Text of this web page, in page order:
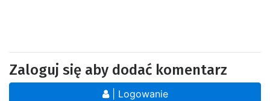
Zaloguj się aby dodać komentarz
| Logowanie